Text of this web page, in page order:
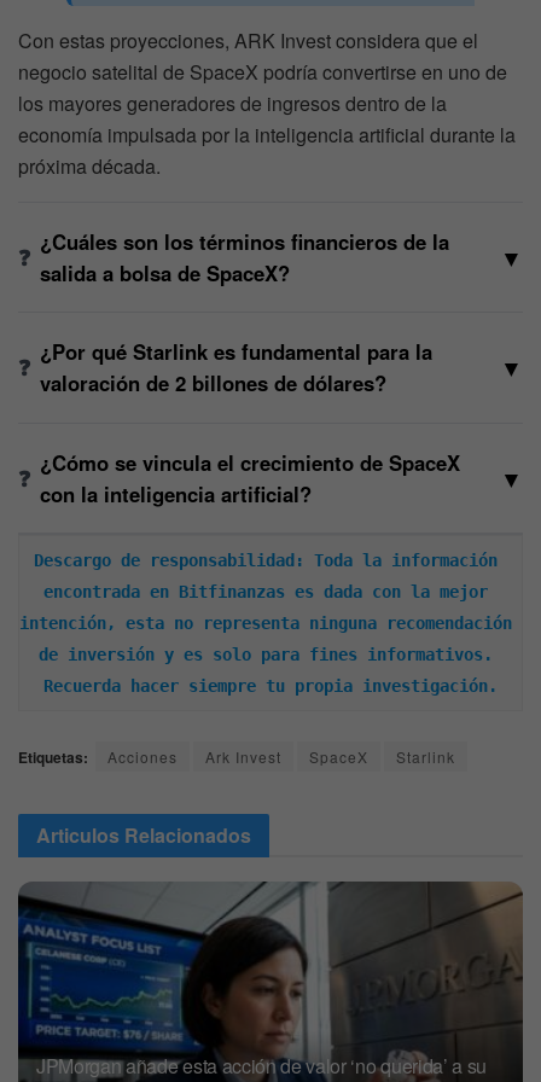
Con estas proyecciones, ARK Invest considera que el
negocio satelital de SpaceX podría convertirse en uno de
los mayores generadores de ingresos dentro de la
economía impulsada por la inteligencia artificial durante la
próxima década.
¿Cuáles son los términos financieros de la
salida a bolsa de SpaceX?
▼
¿Por qué Starlink es fundamental para la
valoración de 2 billones de dólares?
▼
¿Cómo se vincula el crecimiento de SpaceX
con la inteligencia artificial?
▼
Descargo de responsabilidad: Toda la información
encontrada en Bitfinanzas es dada con la mejor
intención, esta no representa ninguna recomendación
de inversión y es solo para fines informativos.
Recuerda hacer siempre tu propia investigación.
Etiquetas: Acciones Ark Invest SpaceX Starlink
Articulos Relacionados
JPMorgan añade esta acción de valor ‘no querida’ a su